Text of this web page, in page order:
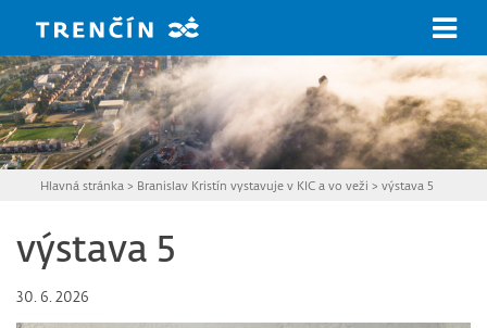
Hlavná stránka > Branislav Kristín vystavuje v KIC a vo veži >výstava 5
výstava 5
30. 6. 2026